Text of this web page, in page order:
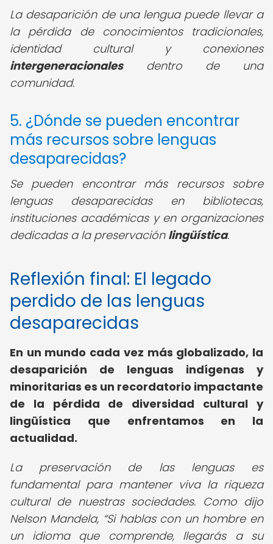
La desaparición de una lengua puede llevar a
la pérdida de conocimientos tradicionales,
identidad cultural y conexiones
intergeneracionalesdentro de una
comunidad.
5. ¿Dónde se pueden encontrar
más recursos sobre lenguas
desaparecidas?
Se pueden encontrar más recursos sobre
lenguas desaparecidas en bibliotecas,
instituciones académicas y en organizaciones
dedicadas a la preservación lingüística.
Reflexión final: El legado
perdido de las lenguas
desaparecidas
En un mundo cada vez más globalizado, la
desaparición de lenguas indígenas y
minoritarias es un recordatorio impactante
de la pérdida de diversidad cultural y
lingüística que enfrentamos en la
actualidad.
La preservación de las lenguas es
fundamental para mantener viva la riqueza
cultural de nuestras sociedades. Como dijo
Nelson Mandela, Si hablas con un hombre en
un idioma que comprende, llegarás a su